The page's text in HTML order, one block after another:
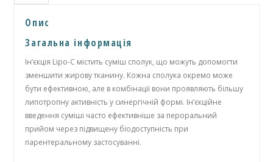
Опис
Загальна інформація
Ін’єкція Lipo-C містить суміш сполук, що можуть допомогти
зменшити жирову тканину. Кожна сполука окремо може
бути ефективною, але в комбінації вони проявляють більшу
липотропну активність у синергічній формі. Ін’єкційне
введення суміші часто ефективніше за пероральний
прийом через підвищену біодоступність при
парентеральному застосуванні.